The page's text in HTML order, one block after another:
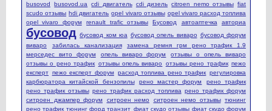
busovod busovod.ua cdi двигатель cdi дизель citroen nemo отзывы fiat
scudo отзывы hdi двигатель opel vivaro отзывы opel vivaro расход топлива
opel vivaro форум
renault trafic отзывы Бусовод автоаптечка авториа
бусовод бусовод ком юа бусовод опель виваро бусовод форум
виваро
забилась канализация
замена ремня грм рено трафик 1.9
мерседес вито форум
опель виваро форум
отзывы о опель виваро
отзывы о рено трафик отзывы опель виваро отзывы рено трафик пежо
експерт пежо експерт форум расход топлива рено трафик регулировка
карбюратора китайской бензопилы
рено мастер форум
рено трафик
рено трафик отзывы рено трафик расход топлива рено трафик форум
ситроен джампер форум
ситроен немо ситроен немо отзывы тюнинг
рено трафик тюнинг форд транзит фиат скудо отзывы фиат скудо форум